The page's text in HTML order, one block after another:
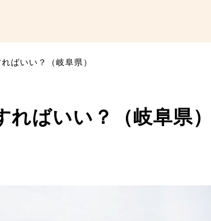
ばいい？（岐阜県）
ればいい？（岐阜県